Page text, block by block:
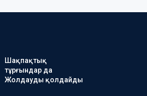
Шақпақтық
тұрғындар да
Жолдауды қолдайды